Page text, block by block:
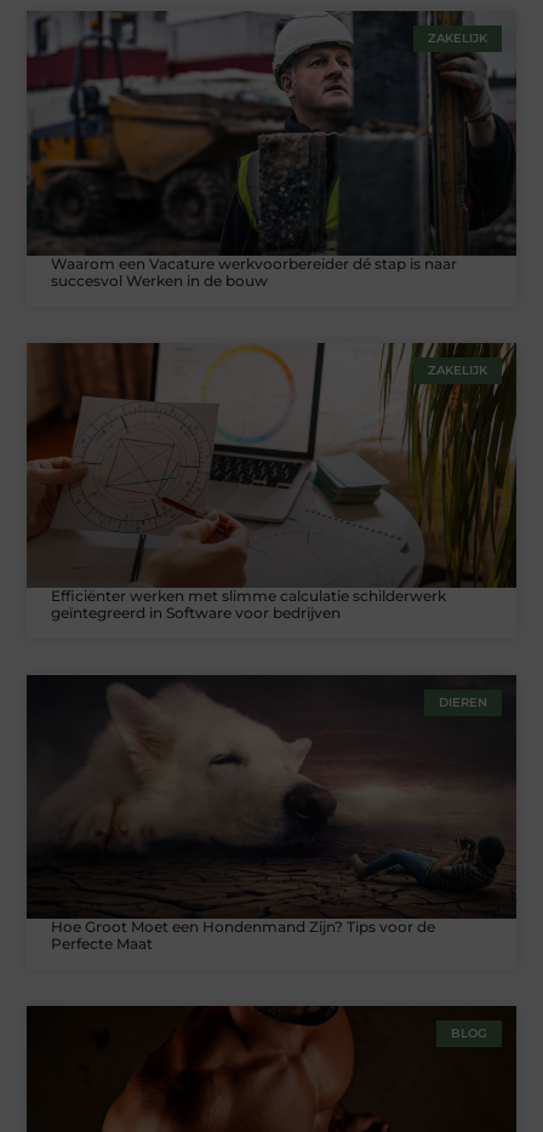
ZAKELIJK
Waarom een Vacature werkvoorbereider dé stap is naar
succesvol Werken in de bouw
ZAKELIJK
Efficiënter werken met slimme calculatie schilderwerk
geïntegreerd in Software voor bedrijven
DIEREN
Hoe Groot Moet een Hondenmand Zijn? Tips voor de
Perfecte Maat
BLOG